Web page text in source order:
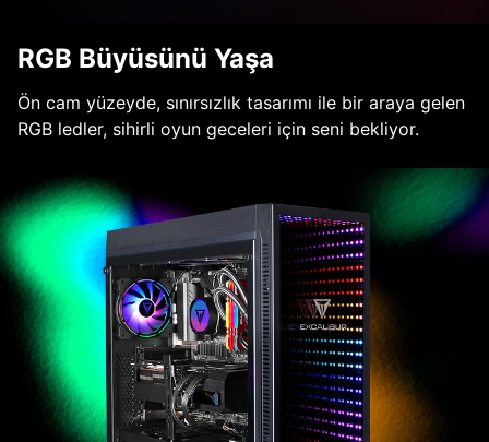
RGB Büyüsünü Yaşa
Ön cam yüzeyde, sınırsızlık tasarımı ile bir araya gelen
RGB ledler, sihirli oyun geceleri için seni bekliyor.